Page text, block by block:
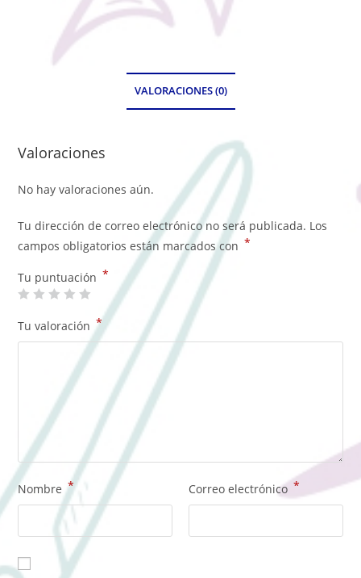
VALORACIONES (0)
Valoraciones
No hay valoraciones aún.
Tu dirección de correo electrónico no será publicada. Los
campos obligatorios están marcados con *
Tu puntuación *
Tu valoración *
Nombre * Correo electrónico *